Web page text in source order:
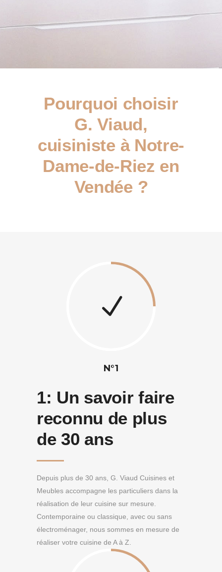
Pourquoi choisir
G. Viaud,
cuisiniste à Notre-
Dame-de-Riez en
Vendée ?
N°1
1: Un savoir faire
reconnu de plus
de 30 ans
Depuis plus de 30 ans, G. Viaud Cuisines et
Meubles accompagne les particuliers dans la
réalisation de leur cuisine sur mesure.
Contemporaine ou classique, avec ou sans
électroménager, nous sommes en mesure de
réaliser votre cuisine de A à Z.